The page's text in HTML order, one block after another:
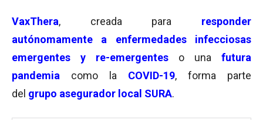
VaxThera, creada para responder
autónomamente a enfermedades infecciosas
emergentes y re-emergentes o una
futura
pandemia
como la COVID-19, forma parte
del grupo asegurador local SURA.